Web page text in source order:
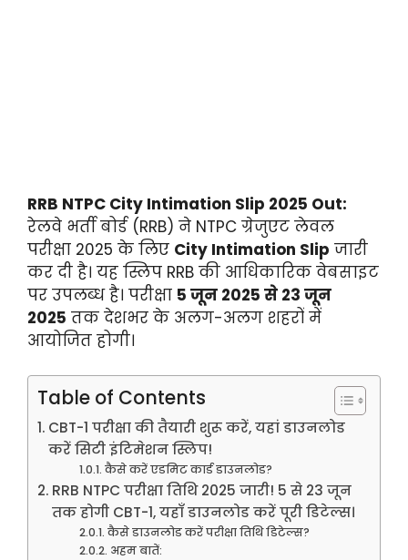
RRB NTPC City Intimation Slip 2025 Out:
रेलवे भर्ती बोर्ड (RRB) ने NTPC ग्रेजुएट लेवल
परीक्षा 2025 के लिए City Intimation Slip जारी
कर दी है। यह स्लिप RRB की आधिकारिक वेबसाइट
पर उपलब्ध है। परीक्षा 5 जून 2025 से 23 जून
2025 तक देशभर के अलग-अलग शहरों में
आयोजित होगी।
Table of Contents
CBT-1 परीक्षा की तैयारी शुरू करें, यहां डाउनलोड
करें सिटी इंटिमेशन स्लिप!
कैसे करें एडमिट कार्ड डाउनलोड?
RRB NTPC परीक्षा तिथि 2025 जारी! 5 से 23 जून
तक होगी CBT-1, यहाँ डाउनलोड करें पूरी डिटेल्स।
कैसे डाउनलोड करें परीक्षा तिथि डिटेल्स?
अहम बातें: